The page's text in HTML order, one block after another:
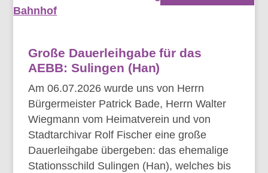
Große Dauerleihgabe für das
AEBB: Sulingen (Han)
Am 06.07.2026 wurde uns von Herrn
Bürgermeister Patrick Bade, Herrn Walter
Wiegmann vom Heimatverein und von
Stadtarchivar Rolf Fischer eine große
Dauerleihgabe übergeben: das ehemalige
Stationsschild Sulingen (Han), welches bis